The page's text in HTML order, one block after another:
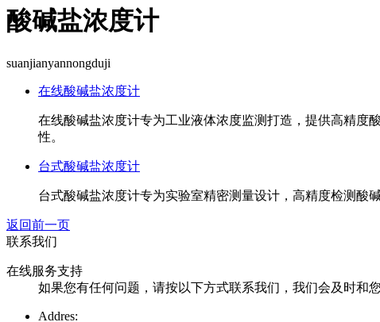
酸碱盐浓度计
suanjianyannongduji
在线酸碱盐浓度计
在线酸碱盐浓度计专为工业液体浓度监测打造，提供高精度
性。
台式酸碱盐浓度计
台式酸碱盐浓度计专为实验室精密测量设计，高精度检测酸
返回前一页
联系我们
在线服务支持
如果您有任何问题，请按以下方式联系我们，我们会及时和您
Addres: